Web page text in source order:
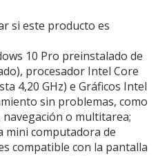
si este producto es
10 Pro preinstalado de
procesador Intel Core
4,20 GHz) e Gráficos Intel
sin problemas, como
o multitarea;
mini computadora de
compatible con la pantalla